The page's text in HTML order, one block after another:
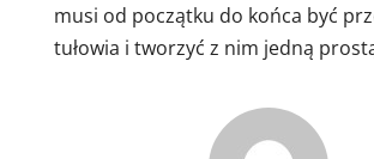
musi od początku do końca być
tułowia i tworzyć z nim jedną